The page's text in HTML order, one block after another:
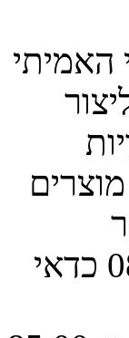
האמיתי
הודעה, או לפנות אלינו בטל' 08-8677663 או 08-8677697 כדאי